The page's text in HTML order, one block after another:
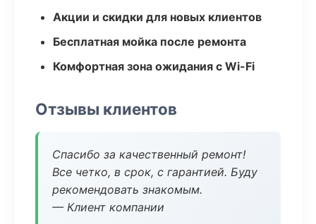
Акции и скидки для новых клиентов
Бесплатная мойка после ремонта
Комфортная зона ожидания с Wi-Fi
Отзывы клиентов
Спасибо за качественный ремонт!
Все четко, в срок, с гарантией. Буду
рекомендовать знакомым.
— Клиент компании